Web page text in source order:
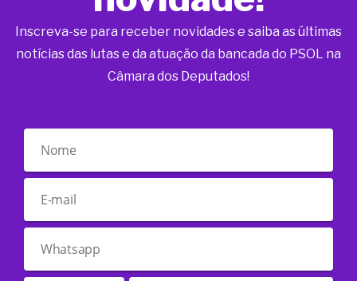
Inscreva-se para receber novidades e saiba as últimas
notícias das lutas e da atuação da bancada do PSOL na
Câmara dos Deputados!